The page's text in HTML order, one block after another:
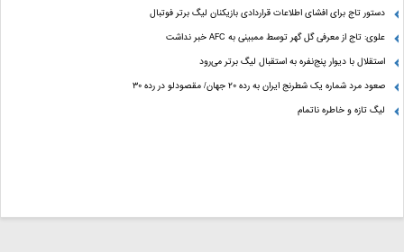
دستور تاج برای افشای اطلاعات قراردادی بازیکنان لیگ برتر فوتبال
علوی: تاج از معرفی گل گهر توسط ممبینی به AFC خبر نداشت
استقلال با دیوار پنج‌نفره به استقبال لیگ برتر می‌رود
صعود مرد شماره یک شطرنج ایران به رده ۲۰ جهان/ مقصودلو در رده ۳۰
لیگ تازه و خاطره ناتمام